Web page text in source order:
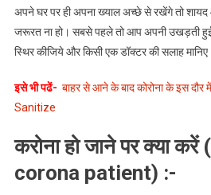
रखें
अपना
अपने घर पर ही अपना ख्याल अच्छे से रखेंगे तो
जरूरत ना हो। सबसे पहले तो आप अपनी उखड़ती हुई
स्थिर कीजिये और किसी एक डॉक्टर की सलाह
इसे भी पढें- बाहर से आने के बाद कोरोना के इस
Sanitize
करोना हो जाने पर क्या
corona patient) :-